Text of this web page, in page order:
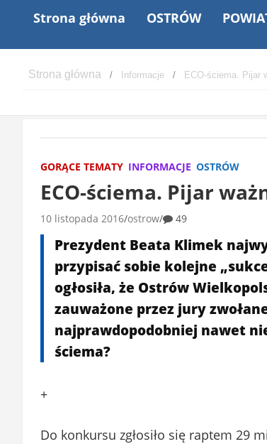
Strona główna OSTRÓW
Informacje ECO-ściema. Pijar
GORĄCE TEMATY INFORMACJE OSTRÓW
ECO-ściema. Pijar
10 listopada 2016 ostrow 49
Prezydent Beata Klimek
przypisać sobie kolejne
ogłosiła, że Ostrów
zauważone przez jury
najprawdopodobniej nawet
ściema?
+
Do konkursu zgłosiło się raptem 29